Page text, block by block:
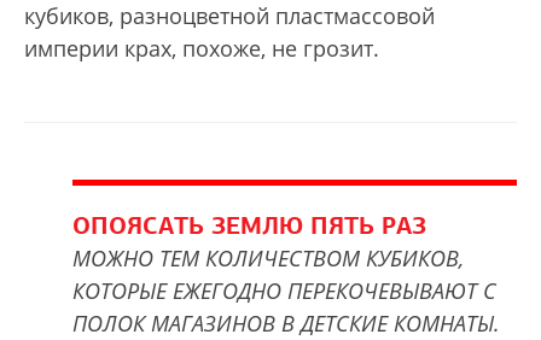
кубиков, разноцветной пластмассовой
империи крах, похоже, не грозит.
ОПОЯСАТЬ ЗЕМЛЮ ПЯТЬ РАЗ
МОЖНО ТЕМ КОЛИЧЕСТВОМ КУБИКОВ,
КОТОРЫЕ ЕЖЕГОДНО ПЕРЕКОЧЕВЫВАЮТ С
ПОЛОК МАГАЗИНОВ В ДЕТСКИЕ КОМНАТЫ.